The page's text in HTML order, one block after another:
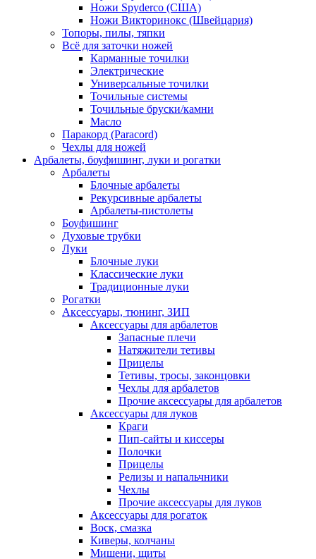
Ножи Spyderco (США)
Ножи Викторинокс (Швейцария)
Топоры, пилы, тяпки
Всё для заточки ножей
Карманные точилки
Электрические
Универсальные точилки
Точильные системы
Точильные бруски/камни
Масло
Паракорд (Paracord)
Чехлы для ножей
Арбалеты, боуфишинг, луки и рогатки
Арбалеты
Блочные арбалеты
Рекурсивные арбалеты
Арбалеты-пистолеты
Боуфишинг
Духовые трубки
Луки
Блочные луки
Классические луки
Традиционные луки
Рогатки
Аксессуары, тюнинг, ЗИП
Аксессуары для арбалетов
Запасные плечи
Натяжители тетивы
Прицелы
Тетивы, тросы, законцовки
Чехлы для арбалетов
Прочие аксессуары для арбалетов
Аксессуары для луков
Краги
Пип-сайты и киссеры
Полочки
Прицелы
Релизы и напальчники
Чехлы
Прочие аксессуары для луков
Аксессуары для рогаток
Воск, смазка
Киверы, колчаны
Мишени, щиты